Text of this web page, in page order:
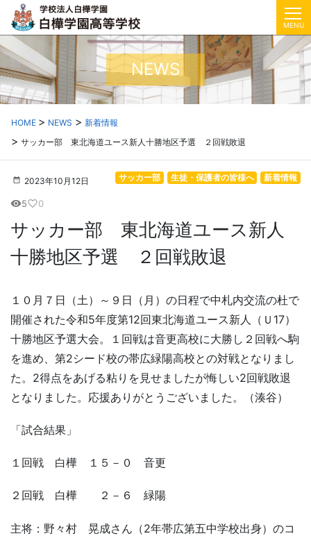
MENU
NEWS
HOME NEWS
新着情報
サッカー部 東北海道ユース新人十勝地区予選 ２回戦敗退
2023年10月12日 新着情報
生徒・保護者の皆様へ
サッカー部
visibility5favorite_border0
サッカー部 東北海道ユース新人
十勝地区予選 ２回戦敗退
１０月７日（土）～９日（月）の日程で中札内交流の杜で
開催された令和5年度第12回東北海道ユース新人（Ｕ17）
十勝地区予選大会。１回戦は音更高校に大勝し２回戦へ駒
を進め、第2シード校の帯広緑陽高校との対戦となりまし
た。2得点をあげる粘りを見せましたが悔しい2回戦敗退
となりました。応援ありがとうございました。（湊谷）
「試合結果」
１回戦 白樺 １５－０ 音更
２回戦 白樺 ２－６ 緑陽
主将：野々村 晃成さん（2年帯広第五中学校出身）のコ